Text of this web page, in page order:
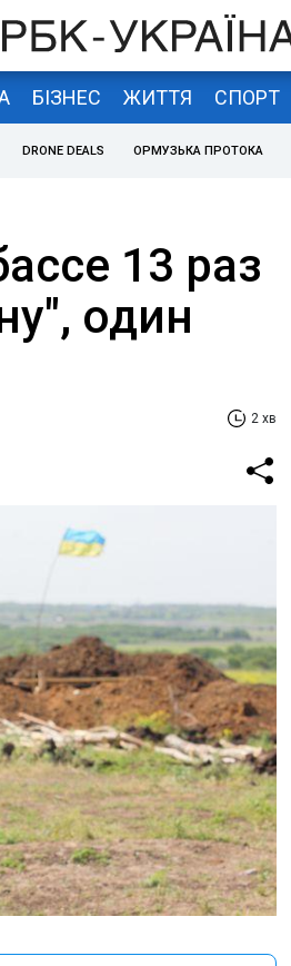
БІЗНЕС ЖИТТЯ СПОРТ
DRONE DEALS ОРМУЗЬКА ПРОТОКА
13 раз
один
2 хв